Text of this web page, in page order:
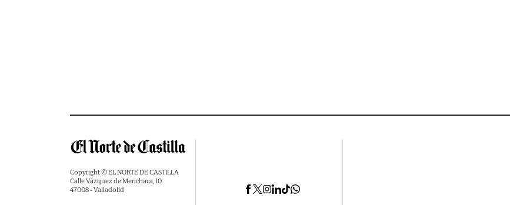
Copyright © EL NORTE DE CASTILLA
Calle Vázquez de Menchaca, 10
47008 - Valladolid